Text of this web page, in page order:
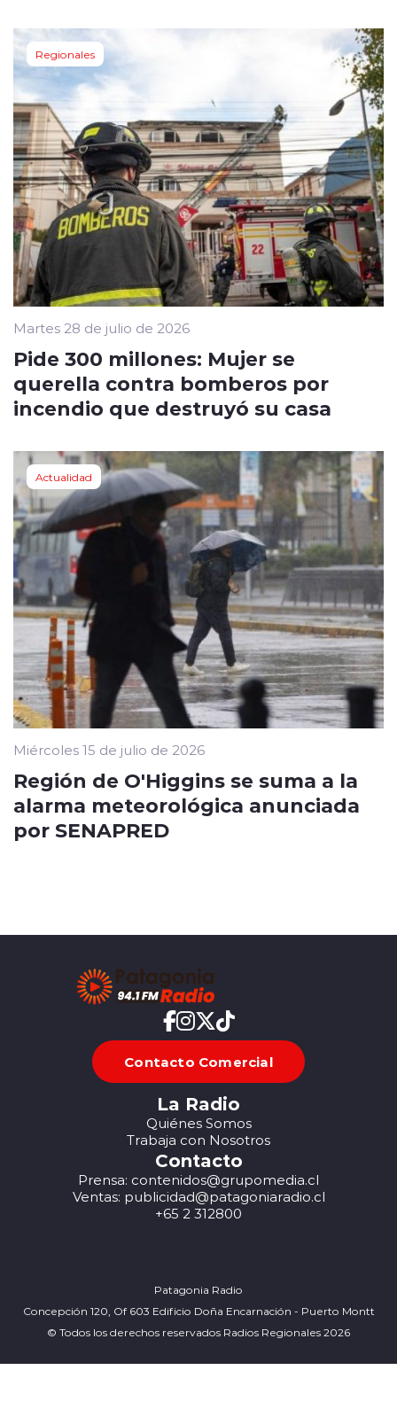
Regionales
Martes 28 de julio de 2026
Pide 300 millones: Mujer se
querella contra bomberos por
incendio que destruyó su casa
Actualidad
Miércoles 15 de julio de 2026
Región de O'Higgins se suma a la
alarma meteorológica anunciada
por SENAPRED
Contacto Comercial
La Radio
Quiénes Somos
Trabaja con Nosotros
Contacto
Prensa: contenidos@grupomedia.cl
Ventas: publicidad@patagoniaradio.cl
+65 2 312800
Patagonia Radio
Concepción 120, Of 603 Edificio Doña Encarnación - Puerto Montt
© Todos los derechos reservados Radios Regionales 2026